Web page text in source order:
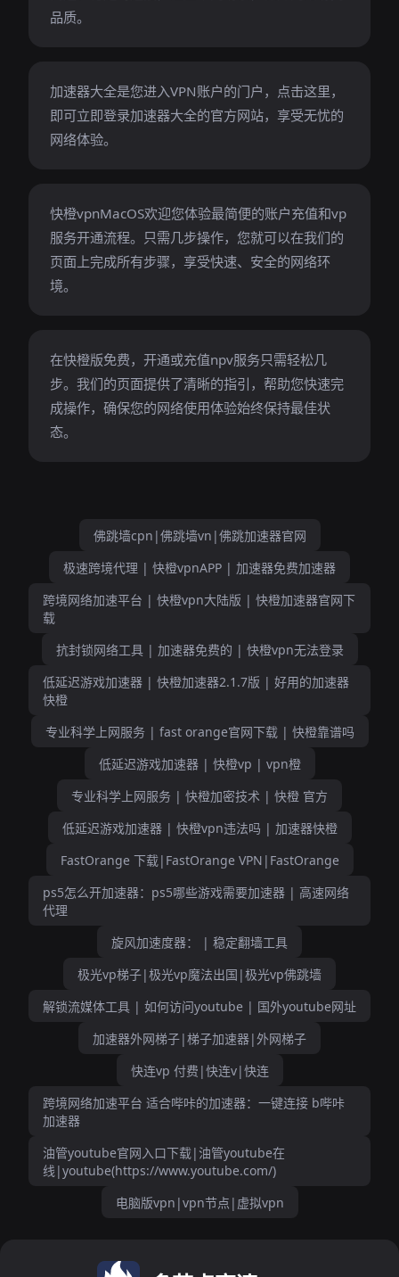
品质。
加速器大全是您进入VPN账户的门户，点击这里，
即可立即登录加速器大全的官方网站，享受无忧的
网络体验。
快橙vpnMacOS欢迎您体验最简便的账户充值和vp
服务开通流程。只需几步操作，您就可以在我们的
页面上完成所有步骤，享受快速、安全的网络环
境。
在快橙版免费，开通或充值npv服务只需轻松几
步。我们的页面提供了清晰的指引，帮助您快速完
成操作，确保您的网络使用体验始终保持最佳状
态。
佛跳墙cpn|佛跳墙vn|佛跳加速器官网
极速跨境代理 | 快橙vpnAPP | 加速器免费加速器
跨境网络加速平台 | 快橙vpn大陆版 | 快橙加速器官网下
载
抗封锁网络工具 | 加速器免费的 | 快橙vpn无法登录
低延迟游戏加速器 | 快橙加速器2.1.7版 | 好用的加速器
快橙
专业科学上网服务 | fast orange官网下载 | 快橙靠谱吗
低延迟游戏加速器 | 快橙vp | vpn橙
专业科学上网服务 | 快橙加密技术 | 快橙 官方
低延迟游戏加速器 | 快橙vpn违法吗 | 加速器快橙
FastOrange 下载|FastOrange VPN|FastOrange
ps5怎么开加速器：ps5哪些游戏需要加速器 | 高速网络
代理
旋风加速度器： | 稳定翻墙工具
极光vp梯子|极光vp魔法出国|极光vp佛跳墙
解锁流媒体工具 | 如何访问youtube | 国外youtube网址
加速器外网梯子|梯子加速器|外网梯子
快连vp 付费|快连v|快连
跨境网络加速平台 适合哔咔的加速器：一键连接 b哔咔
加速器
油管youtube官网入口下载|油管youtube在
线|youtube(https://www.youtube.com/)
电脑版vpn|vpn节点|虚拟vpn